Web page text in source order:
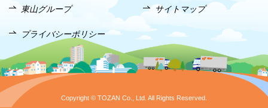
東山グループ サイトマップ
プライバシーポリシー
Copyright © TOZAN Co., Ltd. All Rights Reserved.